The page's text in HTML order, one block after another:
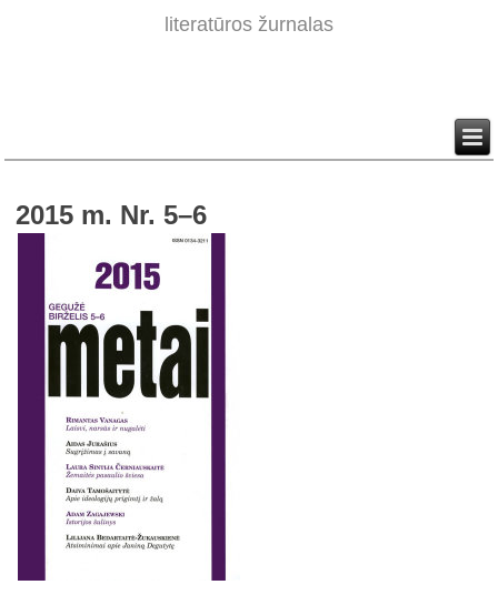
literatūros žurnalas
2015 m. Nr. 5–6